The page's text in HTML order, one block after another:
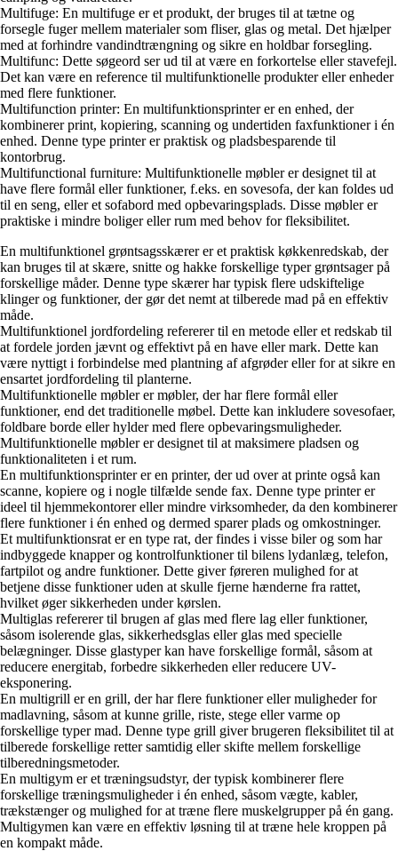
Multifuge: En multifuge er et produkt, der bruges til at tætne og
forsegle fuger mellem materialer som fliser, glas og metal. Det hjælper
med at forhindre vandindtrængning og sikre en holdbar forsegling.
Multifunc: Dette søgeord ser ud til at være en forkortelse eller stavefejl.
Det kan være en reference til multifunktionelle produkter eller enheder
med flere funktioner.
Multifunction printer: En multifunktionsprinter er en enhed, der
kombinerer print, kopiering, scanning og undertiden faxfunktioner i én
enhed. Denne type printer er praktisk og pladsbesparende til
kontorbrug.
Multifunctional furniture: Multifunktionelle møbler er designet til at
have flere formål eller funktioner, f.eks. en sovesofa, der kan foldes ud
til en seng, eller et sofabord med opbevaringsplads. Disse møbler er
praktiske i mindre boliger eller rum med behov for fleksibilitet.
En multifunktionel grøntsagsskærer er et praktisk køkkenredskab, der
kan bruges til at skære, snitte og hakke forskellige typer grøntsager på
forskellige måder. Denne type skærer har typisk flere udskiftelige
klinger og funktioner, der gør det nemt at tilberede mad på en effektiv
måde.
Multifunktionel jordfordeling refererer til en metode eller et redskab til
at fordele jorden jævnt og effektivt på en have eller mark. Dette kan
være nyttigt i forbindelse med plantning af afgrøder eller for at sikre en
ensartet jordfordeling til planterne.
Multifunktionelle møbler er møbler, der har flere formål eller
funktioner, end det traditionelle møbel. Dette kan inkludere sovesofaer,
foldbare borde eller hylder med flere opbevaringsmuligheder.
Multifunktionelle møbler er designet til at maksimere pladsen og
funktionaliteten i et rum.
En multifunktionsprinter er en printer, der ud over at printe også kan
scanne, kopiere og i nogle tilfælde sende fax. Denne type printer er
ideel til hjemmekontorer eller mindre virksomheder, da den kombinerer
flere funktioner i én enhed og dermed sparer plads og omkostninger.
Et multifunktionsrat er en type rat, der findes i visse biler og som har
indbyggede knapper og kontrolfunktioner til bilens lydanlæg, telefon,
fartpilot og andre funktioner. Dette giver føreren mulighed for at
betjene disse funktioner uden at skulle fjerne hænderne fra rattet,
hvilket øger sikkerheden under kørslen.
Multiglas refererer til brugen af ​​glas med flere lag eller funktioner,
såsom isolerende glas, sikkerhedsglas eller glas med specielle
belægninger. Disse glastyper kan have forskellige formål, såsom at
reducere energitab, forbedre sikkerheden eller reducere UV-
eksponering.
En multigrill er en grill, der har flere funktioner eller muligheder for
madlavning, såsom at kunne grille, riste, stege eller varme op
forskellige typer mad. Denne type grill giver brugeren fleksibilitet til at
tilberede forskellige retter samtidig eller skifte mellem forskellige
tilberedningsmetoder.
En multigym er et træningsudstyr, der typisk kombinerer flere
forskellige træningsmuligheder i én enhed, såsom vægte, kabler,
trækstænger og mulighed for at træne flere muskelgrupper på én gang.
Multigymen kan være en effektiv løsning til at træne hele kroppen på
en kompakt måde.